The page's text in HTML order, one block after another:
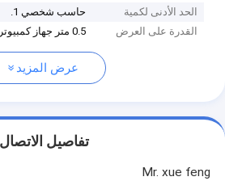
الحد الأدنى لكمية
حاسب شخصي 1.
القدرة على العرض
0.5 متر جهاز كمبيوتر / سنة.
عرض المزيد
تفاصيل الاتصال
Mr. xue feng